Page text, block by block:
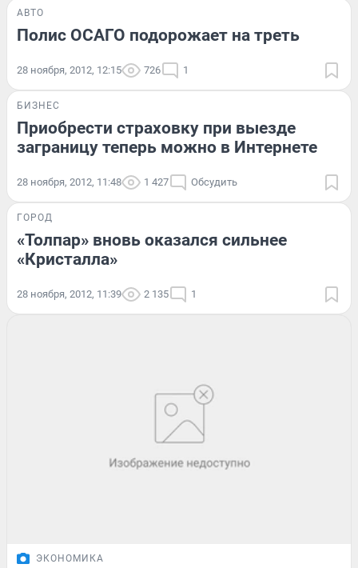
АВТО
Полис ОСАГО подорожает на треть
28 ноября, 2012, 12:15 726 1
БИЗНЕС
Приобрести страховку при выезде
заграницу теперь можно в Интернете
28 ноября, 2012, 11:48 1 427 Обсудить
ГОРОД
«Толпар» вновь оказался сильнее
«Кристалла»
28 ноября, 2012, 11:39 2 135 1
ЭКОНОМИКА